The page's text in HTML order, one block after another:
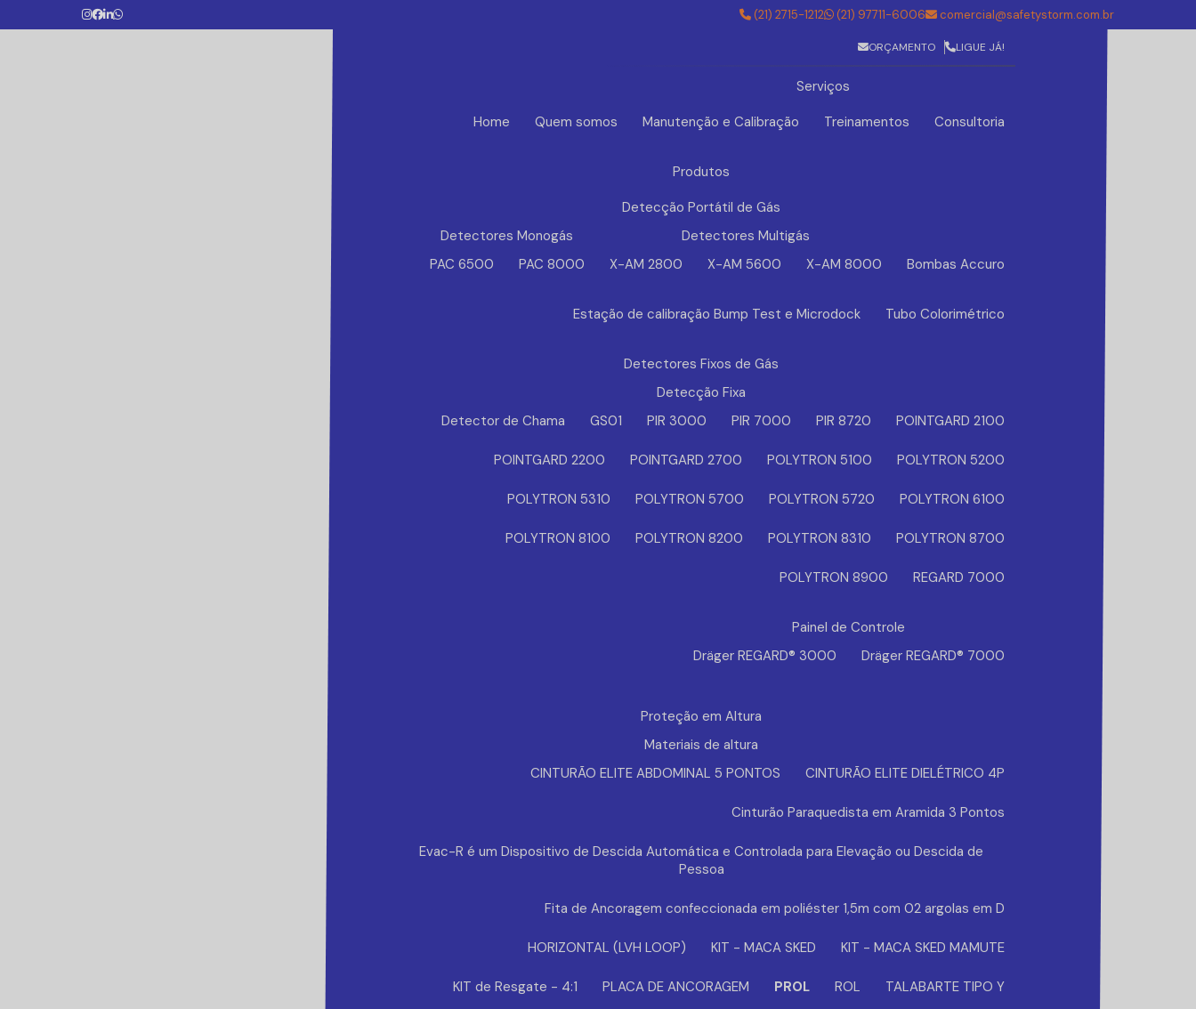
(21) 2715-1212 (21) 97711-6006 comercial@safetystorm.com.br
ORÇAMENTO LIGUE JÁ!
Home Quem somos
Serviços
Manutenção e Calibração
Treinamentos Consultoria
Produtos
Detecção Portátil de Gás
Detectores Monogás
PAC 6500
PAC 8000
Detectores Multigás
X-AM 2800
X-AM 5600 X-AM 8000 Bombas Accuro
Estação de calibração Bump Test e Microdock Tubo Colorimétrico
Detectores Fixos de Gás
Detecção Fixa
Detector de Chama
GS01 PIR 3000 PIR 7000 PIR 8720 POINTGARD 2100
POINTGARD 2200 POINTGARD 2700 POLYTRON 5100 POLYTRON 5200
POLYTRON 5310 POLYTRON 5700 POLYTRON 5720 POLYTRON 6100
POLYTRON 8100 POLYTRON 8200 POLYTRON 8310 POLYTRON 8700
POLYTRON 8900 REGARD 7000
Painel de Controle
Dräger REGARD® 3000
Dräger REGARD® 7000
Proteção em Altura
Materiais de altura
CINTURÃO ELITE ABDOMINAL 5 PONTOS
CINTURÃO ELITE DIELÉTRICO 4P
Cinturão Paraquedista em Aramida 3 Pontos
Evac-R é um Dispositivo de Descida Automática e Controlada para Elevação ou Descida de
Pessoa
Fita de Ancoragem confeccionada em poliéster 1,5m com 02 argolas em D
HORIZONTAL (LVH LOOP) KIT - MACA SKED KIT - MACA SKED MAMUTE
KIT de Resgate - 4:1 PLACA DE ANCORAGEM PROL ROL TALABARTE TIPO Y